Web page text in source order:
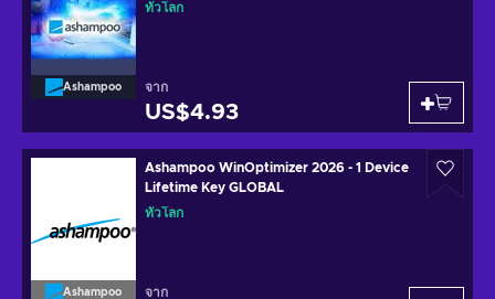
Ashampoo
ทั่วโลก
จาก
US$4.93
Ashampoo
Ashampoo WinOptimizer 2026 - 1 Device
Lifetime Key GLOBAL
ทั่วโลก
จาก